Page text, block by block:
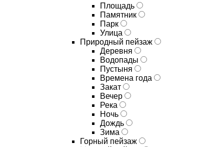
Площадь
Памятник
Парк
Улица
Природный пейзаж
Деревня
Водопады
Пустыня
Времена года
Закат
Вечер
Река
Ночь
Дождь
Зима
Горный пейзаж